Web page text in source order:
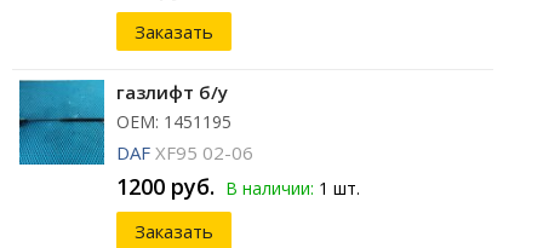
Заказать
газлифт б/у
ОЕМ: 1451195
DAF XF95 02-06
1200 руб. В наличии: 1 шт.
Заказать